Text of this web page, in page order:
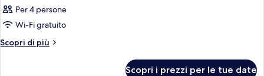
Per 4 persone
Wi-Fi gratuito
Scopri di più
Altri
Scopri i prezzi per le tue date